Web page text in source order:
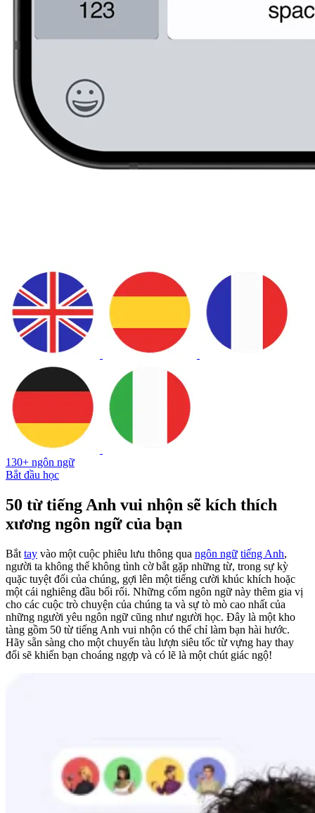
130+ ngôn ngữ
Bắt đầu học
50 từ tiếng Anh vui nhộn sẽ kích thích
xương ngôn ngữ của bạn
Bắt tay vào một cuộc phiêu lưu thông qua ngôn ngữ tiếng Anh,
người ta không thể không tình cờ bắt gặp những từ, trong sự kỳ
quặc tuyệt đối của chúng, gợi lên một tiếng cười khúc khích hoặc
một cái nghiêng đầu bối rối. Những cốm ngôn ngữ này thêm gia vị
cho các cuộc trò chuyện của chúng ta và sự tò mò cao nhất của
những người yêu ngôn ngữ cũng như người học. Đây là một kho
tàng gồm 50 từ tiếng Anh vui nhộn có thể chỉ làm bạn hài hước.
Hãy sẵn sàng cho một chuyến tàu lượn siêu tốc từ vựng hay thay
đổi sẽ khiến bạn choáng ngợp và có lẽ là một chút giác ngộ!